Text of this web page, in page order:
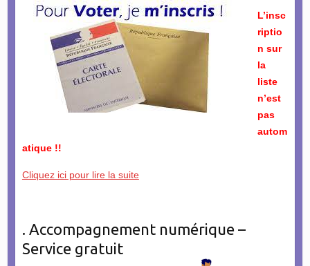
L’insc
riptio
n sur
la
liste
n’est
pas
autom
atique !!
Cliquez ici pour lire la suite
. Accompagnement numérique –
Service gratuit